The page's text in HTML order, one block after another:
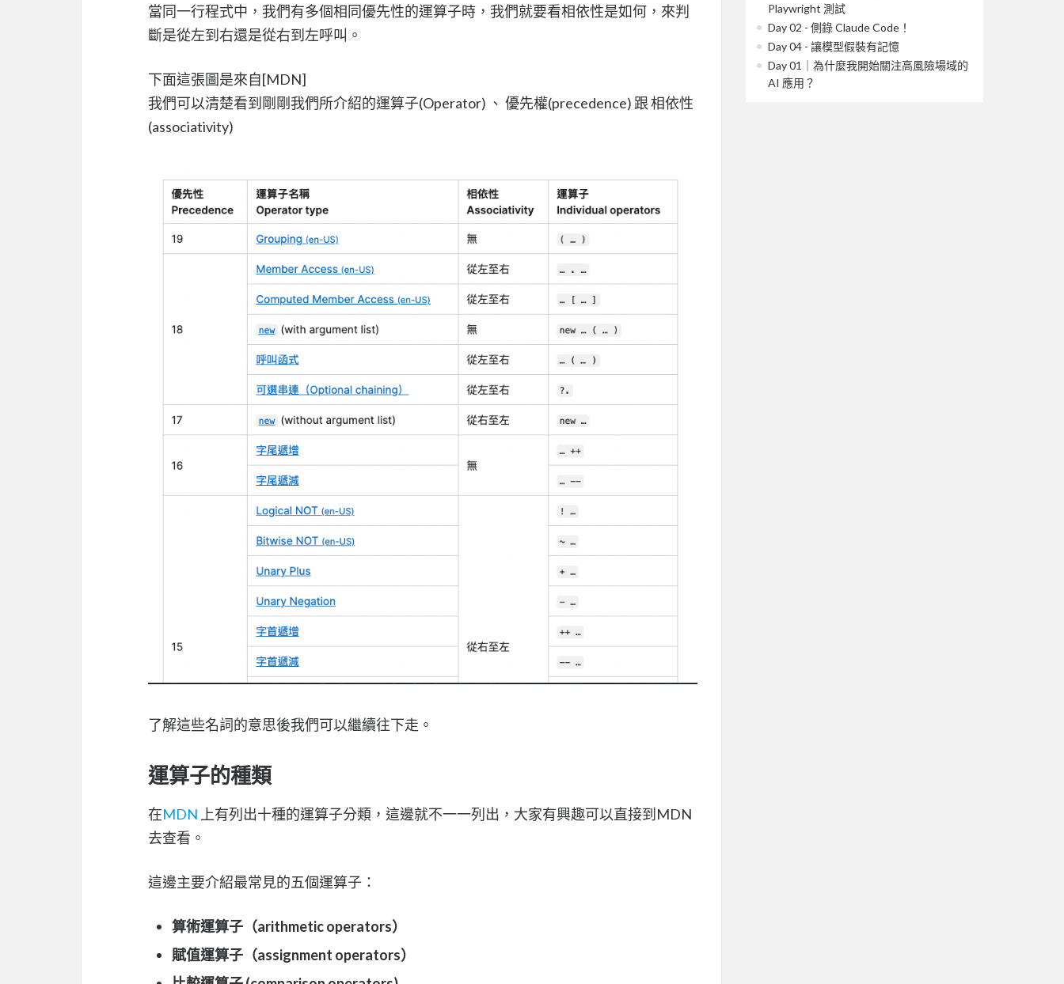
當同一行程式中，我們有多個相同優先性的運算子時，我們就要看相依性是如何，來判
斷是從左到右還是從右到左呼叫。
下面這張圖是來自[MDN]
我們可以清楚看到剛剛我們所介紹的運算子(Operator) 、 優先權(precedence) 跟 相依性
(associativity)
了解這些名詞的意思後我們可以繼續往下走。
運算子的種類
在MDN 上有列出十種的運算子分類，這邊就不一一列出，大家有興趣可以直接到MDN
去查看。
這邊主要介紹最常見的五個運算子：
算術運算子（arithmetic operators）
賦值運算子（assignment operators）
Playwright 測試
Day 02 - 側錄 Claude Code！
Day 04 - 讓模型假裝有記憶
Day 01｜為什麼我開始關注高風險場域的
AI 應用？